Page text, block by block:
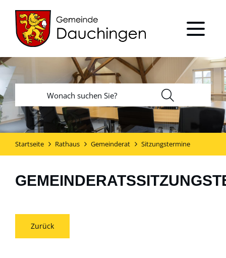
Startseite Rathaus Gemeinderat Sitzungstermine
Zurück